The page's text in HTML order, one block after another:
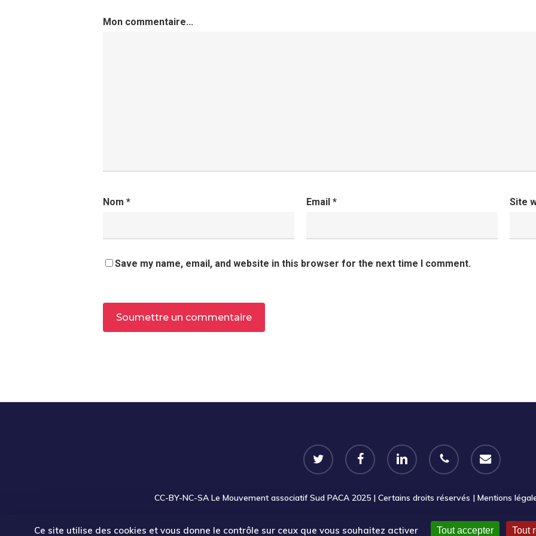
Mon commentaire...
Nom * Email * Site
Save my name, email, and website in this browser for the next time I comment.
twitter facebook linkedin phone email
CC-BY-NC-SALe Mouvement associatif Sud PACA 2025 | Certains droits réservés | Mentions
Ce site utilise des cookies et vous donne le contrôle sur ceux que vous souhaitez activer Tout accepter Tout